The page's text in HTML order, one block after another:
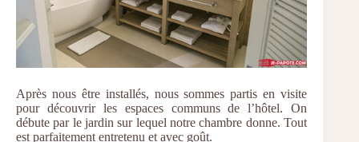
Après nous être installés, nous sommes partis en visite
pour découvrir les espaces communs de l’hôtel. On
débute par le jardin sur lequel notre chambre donne. Tout
est parfaitement entretenu et avec goût.